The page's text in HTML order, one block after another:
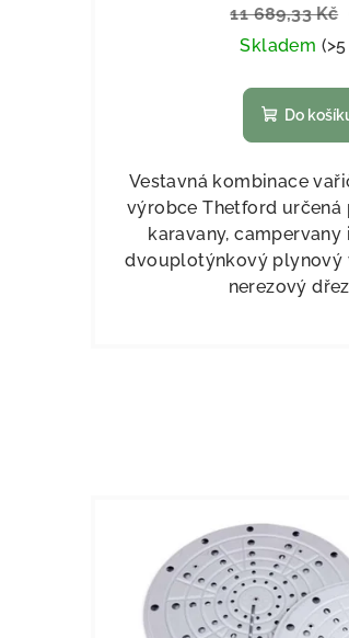
11 689,33 Kč
Skladem (
Do
Vestavná kombinace
výrobce Thetford určená
karavany, campervany
dvouplotýnkový plynový
nerezový